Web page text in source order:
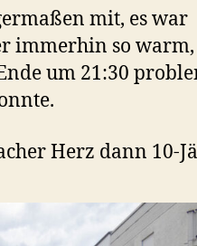
mit, es war
immerhin so warm,
um 21:30
Herz dann 10-